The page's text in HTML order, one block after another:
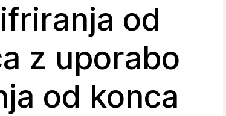
od
z uporabo
od konca